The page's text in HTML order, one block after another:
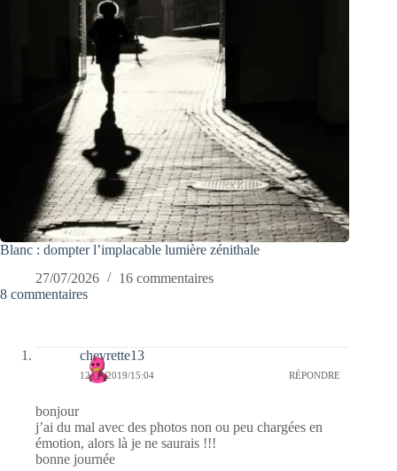
Blanc : dompter l’implacable lumière zénithale
27/07/2026
16 commentaires
8 commentaires
chevrette13
12/07/2019/15:04 RÉPONDRE
bonjour
j’ai du mal avec des photos non ou peu chargées en
émotion, alors là je ne saurais !!!
bonne journée